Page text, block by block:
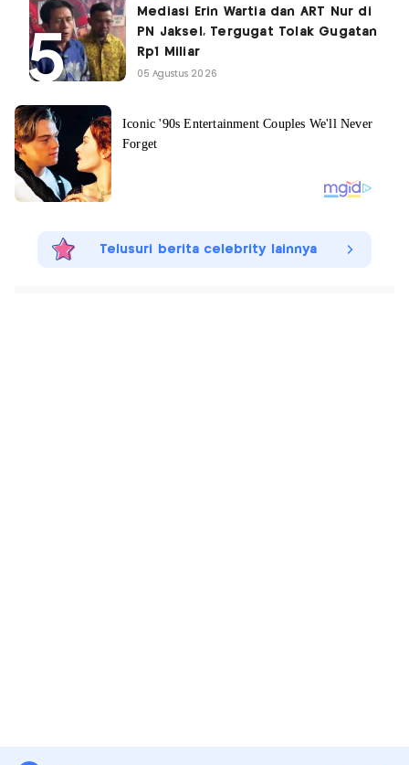
Mediasi Erin Wartia dan ART Nur di
PN Jaksel, Tergugat Tolak Gugatan
Rp1 Miliar
05 Agustus 2026
Telusuri berita celebrity lainnya